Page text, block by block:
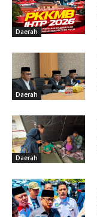
Daerah
Daerah
Daerah